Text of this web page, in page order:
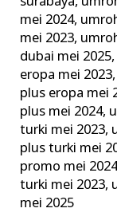
mei 2024,
mei 2023,
dubai mei 2025,
eropa mei 2023,
plus eropa mei
plus mei 2024,
turki mei 2023,
plus turki mei
promo mei
turki mei 2023,
mei 2025